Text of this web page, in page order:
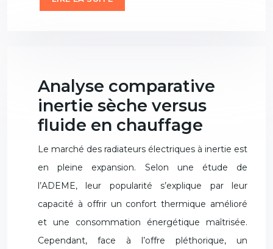
Analyse comparative
inertie sèche versus
fluide en chauffage
Le marché des radiateurs électriques à inertie est
en pleine expansion. Selon une étude de
l’ADEME, leur popularité s’explique par leur
capacité à offrir un confort thermique amélioré
et une consommation énergétique maîtrisée.
Cependant, face à l’offre pléthorique, un